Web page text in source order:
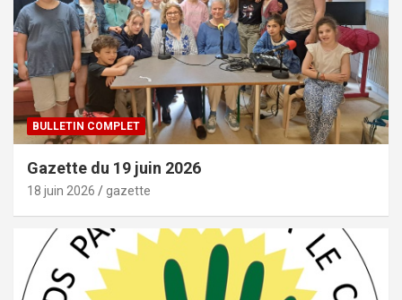
BULLETIN COMPLET
Gazette du 19 juin 2026
18 juin 2026 gazette